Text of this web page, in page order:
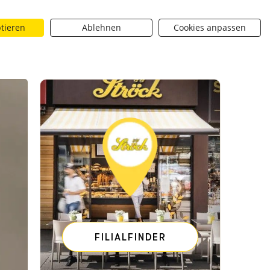
Über uns BROTique
Suchen
- [SHARE_URL] Ströck - Schalenbrechend
FILIALFINDER
Ablehnen Cookies anpassen